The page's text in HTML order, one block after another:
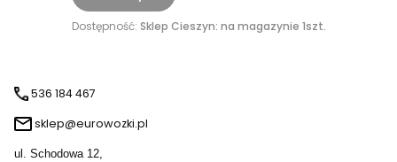
Dostępność: Sklep Cieszyn: na magazynie 1szt.
536 184 467
sklep@eurowozki.pl
ul. Schodowa 12,